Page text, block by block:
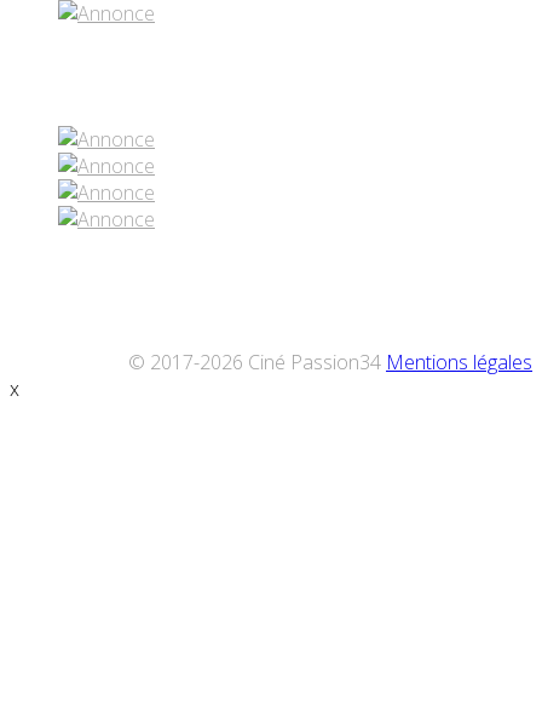
© 2017-2026 Ciné Passion34 Mentions légales
x